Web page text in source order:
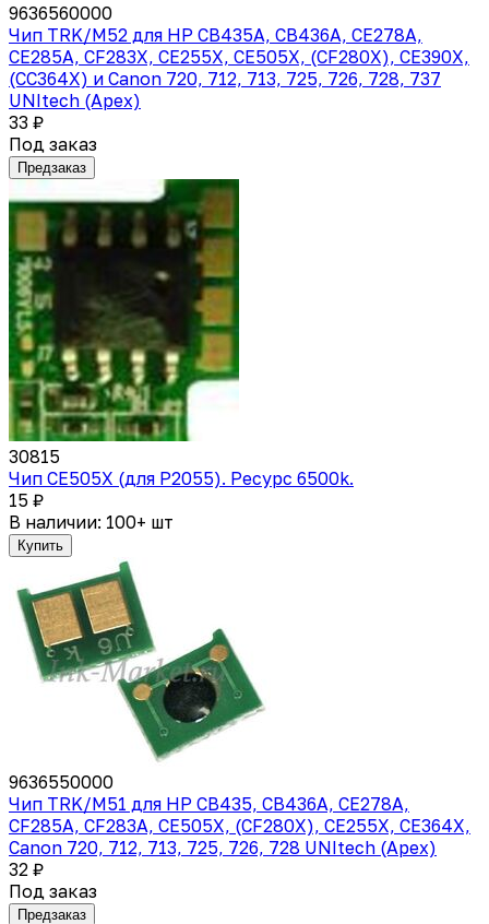
9636560000
Чип TRK/M52 для HP CB435A, CB436A, CE278A,
CE285A, CF283X, CE255X, CE505X, (CF280X), CE390X,
(CC364X) и Canon 720, 712, 713, 725, 726, 728, 737
UNItech (Apex)
33 ₽
Под заказ
Предзаказ
30815
Чип CE505X (для P2055). Ресурс 6500k.
15 ₽
В наличии: 100+ шт
Купить
9636550000
Чип TRK/M51 для HP CB435, CB436A, CE278A,
CF285A, CF283A, CE505X, (CF280X), CE255X, CE364X,
Canon 720, 712, 713, 725, 726, 728 UNItech (Apex)
32 ₽
Под заказ
Предзаказ